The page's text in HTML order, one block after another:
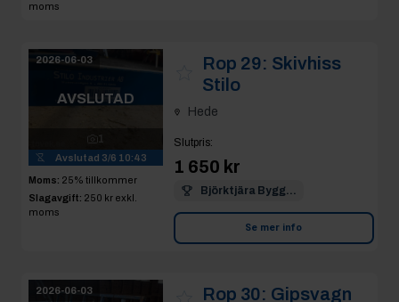
moms
2026-06-03
AVSLUTAD
1
Avslutad 3/6 10:43
Moms: 25% tillkommer
Slagavgift: 250 kr exkl.
moms
Rop 29: Skivhiss
Stilo
Hede
Slutpris:
1 650 kr
Björktjära Bygg...
Se mer info
2026-06-03 Rop 30: Gipsvagn